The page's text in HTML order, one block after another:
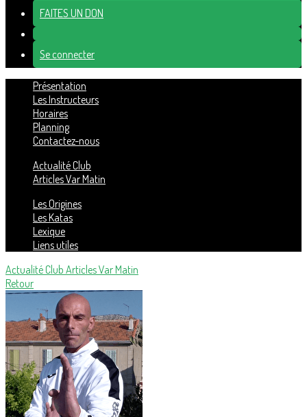
FAITES UN DON
Se connecter
Présentation
Les Instructeurs
Horaires
Planning
Contactez-nous
Actualité Club
Articles Var Matin
Les Origines
Les Katas
Lexique
Liens utiles
Actualité Club Articles Var Matin
Retour